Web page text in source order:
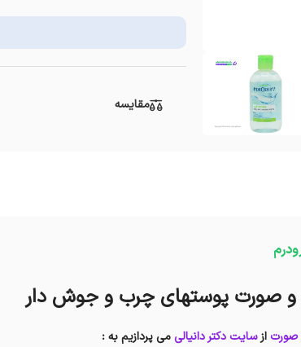
مقایسه
صورت ازسایت دکتر دانیالیمی پردازیم به :